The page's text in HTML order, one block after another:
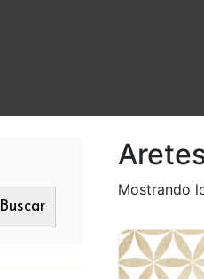
Mostrando
Buscar